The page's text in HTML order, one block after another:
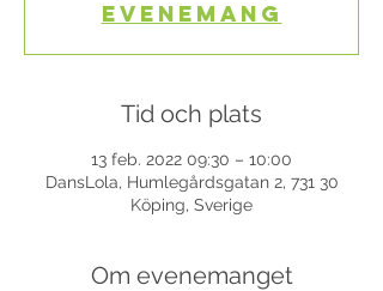
evenemang
Tid och plats
13 feb. 2022 09:30 – 10:00
DansLola, Humlegårdsgatan 2, 731 30
Köping, Sverige
Om evenemanget